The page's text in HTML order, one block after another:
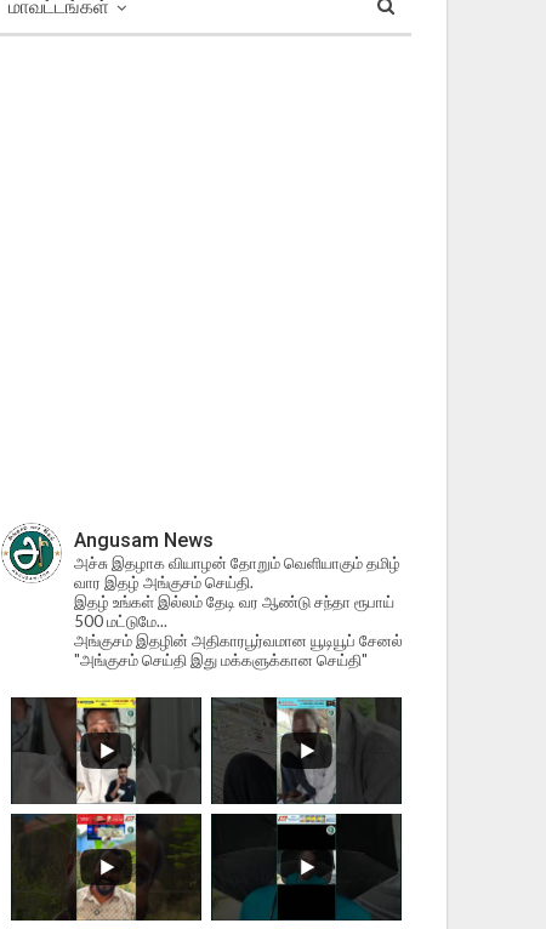
மாவட்டங்கள்
Angusam News
அச்சு இதழாக வியாழன் தோறும் வெளியாகும் தமிழ்
வார இதழ் அங்குசம் செய்தி.
இதழ் உங்கள் இல்லம் தேடி வர ஆண்டு சந்தா ரூபாய்
500 மட்டுமே...
அங்குசம் இதழின் அதிகாரபூர்வமான யூடியூப் சேனல்
"அங்குசம் செய்தி இது மக்களுக்கான செய்தி"